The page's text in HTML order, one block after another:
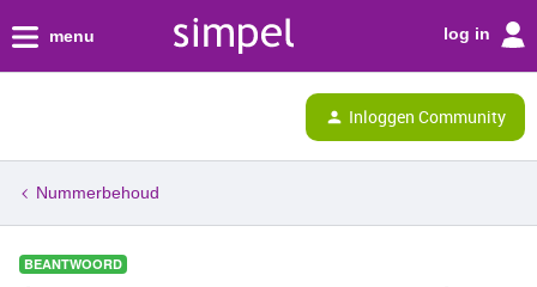
menu log in
Inloggen Community
Nummerbehoud
BEANTWOORD